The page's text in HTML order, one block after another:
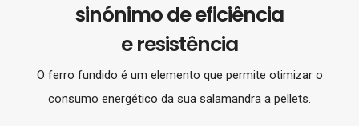
sinónimo de eficiência
e resistência
O ferro fundido é um elemento que permite otimizar o
consumo energético da sua salamandra a pellets.